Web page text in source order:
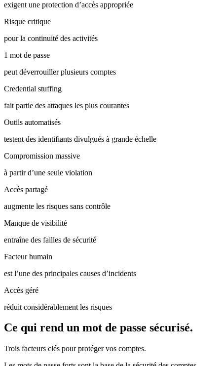
exigent une protection d’accès appropriée
Risque critique
pour la continuité des activités
1 mot de passe
peut déverrouiller plusieurs comptes
Credential stuffing
fait partie des attaques les plus courantes
Outils automatisés
testent des identifiants divulgués à grande échelle
Compromission massive
à partir d’une seule violation
Accès partagé
augmente les risques sans contrôle
Manque de visibilité
entraîne des failles de sécurité
Facteur humain
est l’une des principales causes d’incidents
Accès géré
réduit considérablement les risques
Ce qui rend un mot de passe sécurisé.
Trois facteurs clés pour protéger vos comptes.